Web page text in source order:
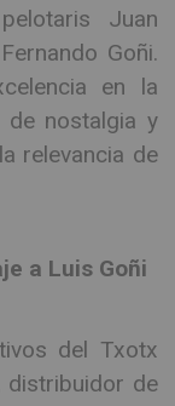
Juan
Goñi.
en la
de nostalgia y
relevancia de
a Luis Goñi
del Txotx
distribuidor de